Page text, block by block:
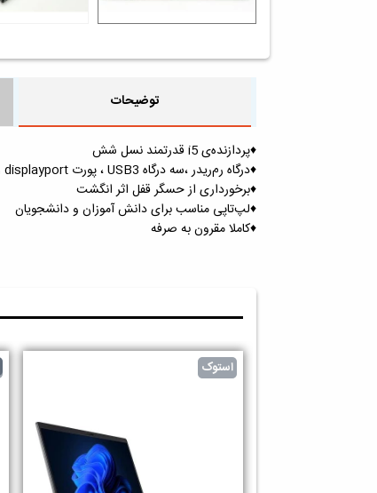
توضیحات
♦️پردازنده‌ی i5 قدرتمند نسل شش
♦️درگاه رم‌ریدر ،سه درگاه USB3 ، پورت displayport و VGA ، به همراه Ethernet
♦️برخورداری از حسگر قفل اثر انگشت
♦️لپ‌تاپی مناسب برای دانش آموزان و دانشجویان
♦️کاملا مقرون به صرفه
استوک